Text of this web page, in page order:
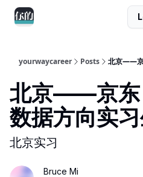
yourwaycareer Posts 北京——京
北京——京东
数据方向实
北京实习
Bruce Mi